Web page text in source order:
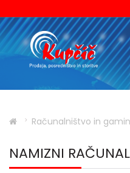
Računalništvo in
NAMIZNI